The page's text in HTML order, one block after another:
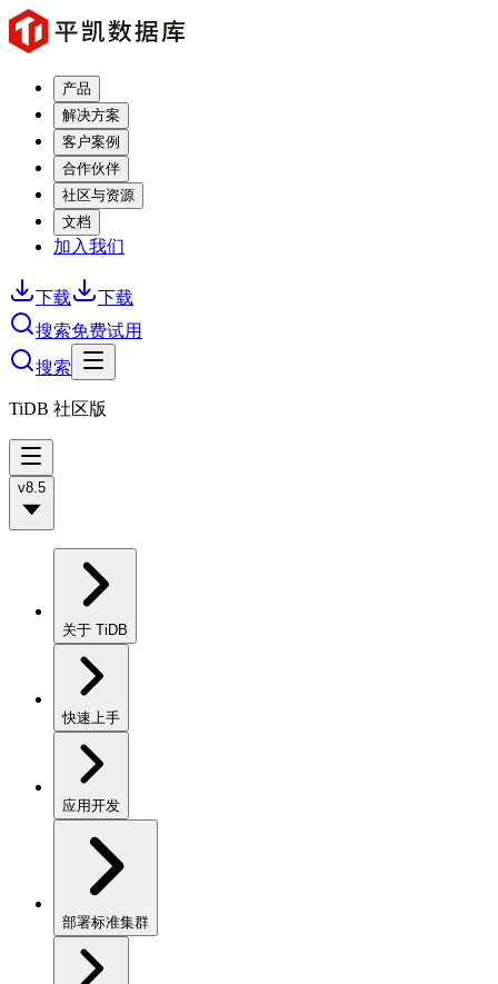
产品
解决方案
客户案例
合作伙伴
社区与资源
文档
加入我们
下载
下载
搜索免费试用
搜索
TiDB 社区版
v8.5
关于 TiDB
快速上手
应用开发
部署标准集群